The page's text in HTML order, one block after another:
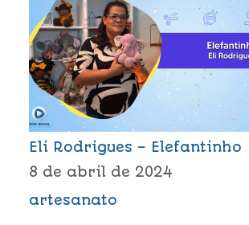
Eli Rodrigues – Elefantinho
8 de abril de 2024
artesanato